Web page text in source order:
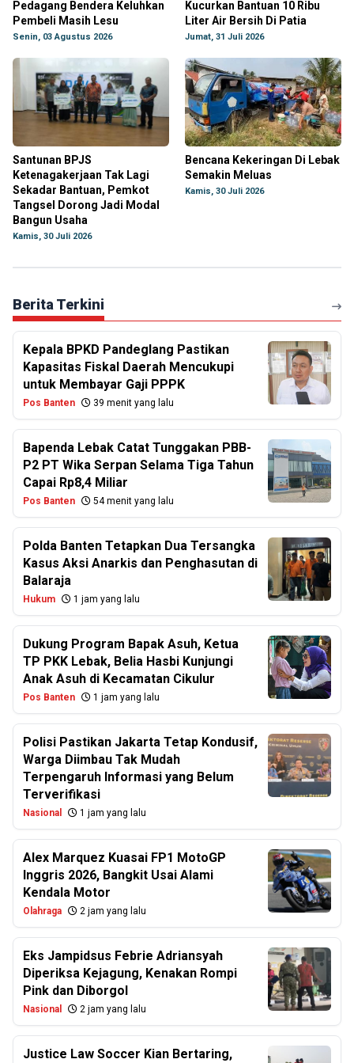
Pedagang Bendera Keluhkan
Pembeli Masih Lesu
Senin, 03 Agustus 2026
Kucurkan Bantuan 10 Ribu
Liter Air Bersih Di Patia
Jumat, 31 Juli 2026
Santunan BPJS
Ketenagakerjaan Tak Lagi
Sekadar Bantuan, Pemkot
Tangsel Dorong Jadi Modal
Bangun Usaha
Kamis, 30 Juli 2026
Bencana Kekeringan Di Lebak
Semakin Meluas
Kamis, 30 Juli 2026
Berita Terkini
Kepala BPKD Pandeglang Pastikan
Kapasitas Fiskal Daerah Mencukupi
untuk Membayar Gaji PPPK
Pos Banten 39 menit yang lalu
Bapenda Lebak Catat Tunggakan PBB-
P2 PT Wika Serpan Selama Tiga Tahun
Capai Rp8,4 Miliar
Pos Banten 54 menit yang lalu
Polda Banten Tetapkan Dua Tersangka
Kasus Aksi Anarkis dan Penghasutan di
Balaraja
Hukum 1 jam yang lalu
Dukung Program Bapak Asuh, Ketua
TP PKK Lebak, Belia Hasbi Kunjungi
Anak Asuh di Kecamatan Cikulur
Pos Banten 1 jam yang lalu
Polisi Pastikan Jakarta Tetap Kondusif,
Warga Diimbau Tak Mudah
Terpengaruh Informasi yang Belum
Terverifikasi
Nasional 1 jam yang lalu
Alex Marquez Kuasai FP1 MotoGP
Inggris 2026, Bangkit Usai Alami
Kendala Motor
Olahraga 2 jam yang lalu
Eks Jampidsus Febrie Adriansyah
Diperiksa Kejagung, Kenakan Rompi
Pink dan Diborgol
Nasional 2 jam yang lalu
Justice Law Soccer Kian Bertaring,